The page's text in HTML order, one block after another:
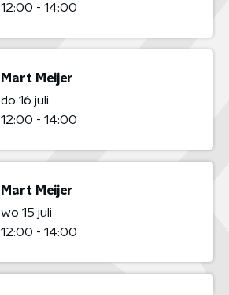
12:00 - 14:00
Mart Meijer
do 16 juli
12:00 - 14:00
Mart Meijer
wo 15 juli
12:00 - 14:00